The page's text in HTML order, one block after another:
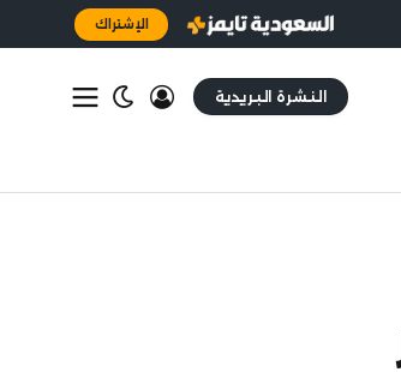
الإشتراك
النشرة البريدية